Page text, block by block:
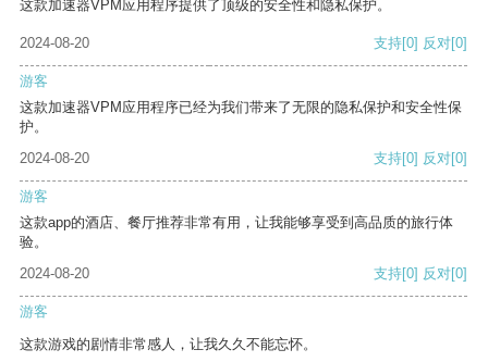
这款加速器VPM应用程序提供了顶级的安全性和隐私保护。
2024-08-20 支持[0] 反对[0]
游客
这款加速器VPM应用程序已经为我们带来了无限的隐私保护和安全性保
护。
2024-08-20
支持[0] 反对[0]
游客
这款app的酒店、餐厅推荐非常有用，让我能够享受到高品质的旅行体
验。
2024-08-20
支持[0] 反对[0]
游客
这款游戏的剧情非常感人，让我久久不能忘怀。